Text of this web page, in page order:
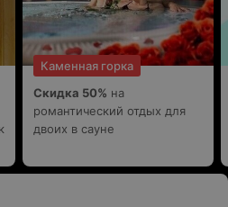
Каменная горка
Скидка 50% на
романтический отдых для
двоих в сауне